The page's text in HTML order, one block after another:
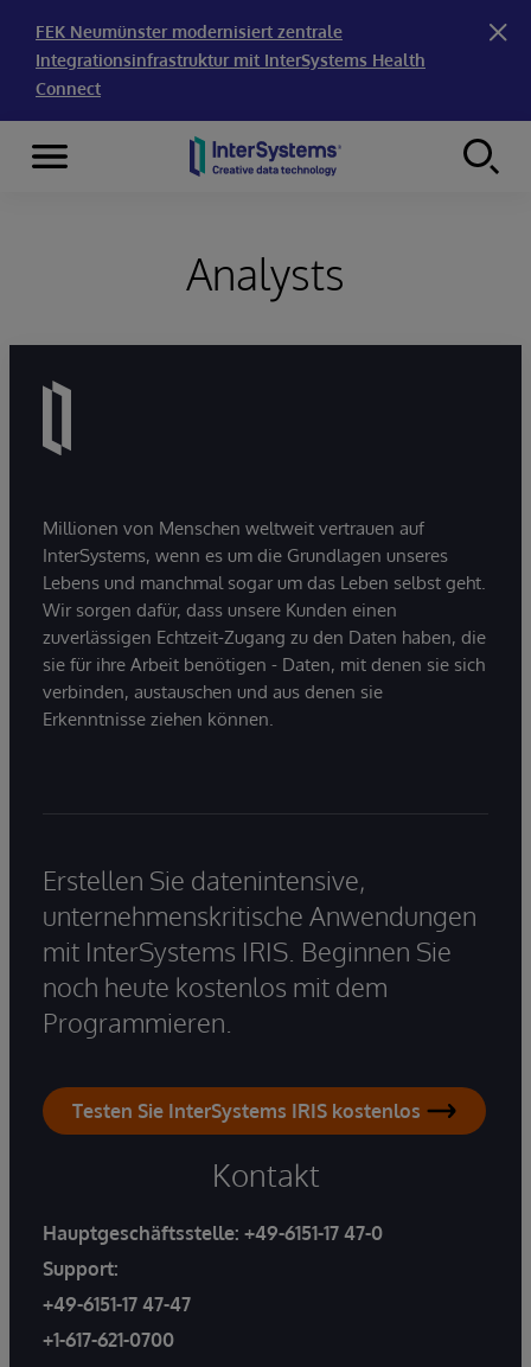
FEK Neumünster modernisiert zentrale
Integrationsinfrastruktur mit InterSystems Health
Connect
Skip to content
Menu
Analysts
Millionen von Menschen weltweit vertrauen auf
InterSystems, wenn es um die Grundlagen unseres
Lebens und manchmal sogar um das Leben selbst geht.
Wir sorgen dafür, dass unsere Kunden einen
zuverlässigen Echtzeit-Zugang zu den Daten haben, die
sie für ihre Arbeit benötigen - Daten, mit denen sie sich
verbinden, austauschen und aus denen sie
Erkenntnisse ziehen können.
Erstellen Sie datenintensive,
unternehmenskritische Anwendungen
mit InterSystems IRIS. Beginnen Sie
noch heute kostenlos mit dem
Programmieren.
Testen Sie InterSystems IRIS kostenlos
Kontakt
Hauptgeschäftsstelle: +49-6151-17 47-0
Support:
+49-6151-17 47-47
+1-617-621-0700